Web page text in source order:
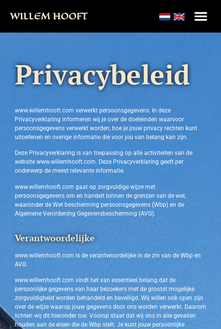
WILLEM HOOFT
Privacybeleid
www.willemhooft.com verwerkt persoonsgegevens. In deze
Privacyverklaring informeren wij je over de doeleinden waarvoor
persoonsgegevens verwerkt worden, hoe je jouw privacy rechten kunt
uitoefenen en overige informatie die voor jou van belang kan zijn.
Deze Privacyverklaring is van toepassing op alle activiteiten van de
website www.willemhooft.com. Deze Privacyverklaring geeft per
onderwerp de meest relevante informatie.
www.willemhooft.com gaat op zorgvuldige wijze met
persoonsgegevens om en handelt binnen de grenzen van de wet,
waaronder de Wet bescherming persoonsgegevens (Wbp) en de
Algemene Verordening Gegevensbescherming (AVG).
Verantwoordelijke
www.willemhooft.com is de verantwoordelijke in de zin van de Wbp en
AVG.
www.willemhooft.com vindt het van essentieel belang dat de
persoonlijke gegevens van haar bezoekers met de grootst mogelijke
zorgvuldigheid worden behandeld en beveiligd. Wij willen ook open zijn
over de wijze waarop jouw gegevens door ons worden verwerkt. Daarom
lichten wij dit hieronder toe. Voorop staat dat wij ons in alle gevallen
houden aan de eisen die de Wbp stelt. Je kunt jouw persoonlijke